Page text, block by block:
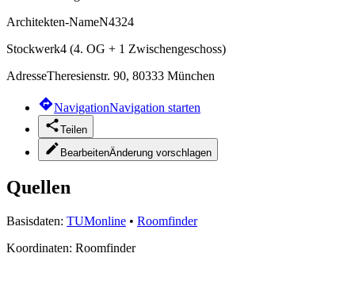
Architekten-NameN4324
Stockwerk4 (4. OG + 1 Zwischengeschoss)
AdresseTheresienstr. 90, 80333 München
NavigationNavigation starten
Teilen
BearbeitenÄnderung vorschlagen
Quellen
Basisdaten: TUMonline • Roomfinder
Koordinaten: Roomfinder